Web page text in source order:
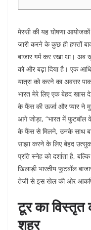
मेस्सी की यह घोषणा
जारी करने के कुछ ही हफ्तों
बाजार गर्म कर रखा था।
को और बढ़ा दिया है। एक
यात्रा को करने का अवसर
भारत मेरे लिए एक बेहद खास
के फैंस की ऊर्जा और प्यार ने
आगे जोड़ा, “भारत में फुटबॉल
के फैंस से मिलने, उनके साथ
साझा करने के लिए बेहद
प्रति स्नेह को दर्शाता है,
खिलाड़ी भारतीय फुटबॉल
तेजी से इस खेल की ओर
टूर का विस्तृत
शहर